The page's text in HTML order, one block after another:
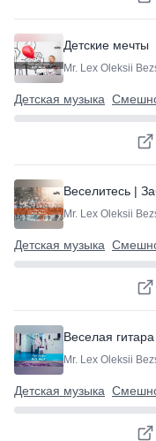
Детские мечты
Mr. Lex Oleksii
Детская музыка
Веселитесь |
Mr. Lex Oleksii
Детская музыка
Веселая гитара
Mr. Lex Oleksii
Детская музыка